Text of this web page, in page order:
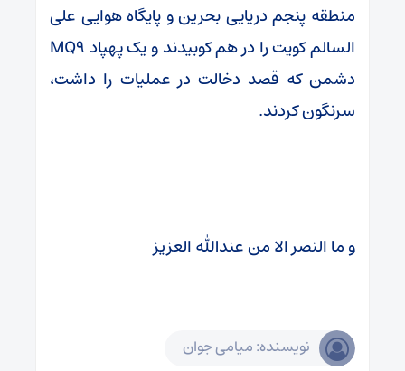
منطقه پنجم دریایی بحرین و پایگاه هوایی علی
السالم کویت را در هم کوبیدند و یک پهپاد MQ9
دشمن که قصد دخالت در عملیات را داشت،
سرنگون کردند.
و ما النصر الا من عندالله العزیز
نویسنده: میامی جوان